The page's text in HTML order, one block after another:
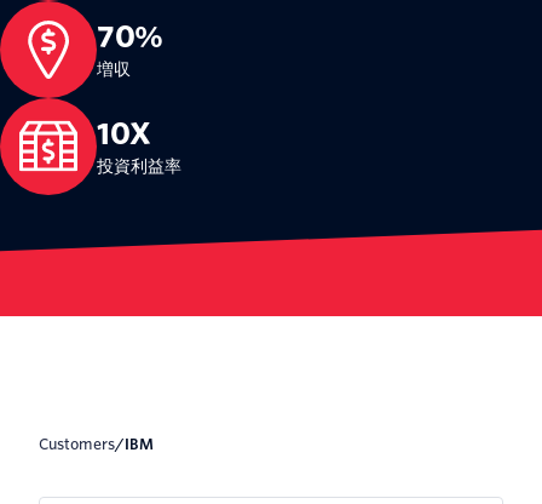
70%
増収
10X
投資利益率
Customers/ IBM